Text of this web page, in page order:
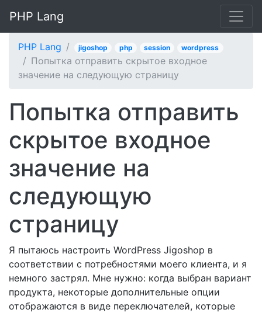
PHP Lang
PHP Lang jigoshop php session wordpress
Попытка отправить скрытое входное
значение на следующую страницу
Попытка отправить
скрытое входное
значение на
следующую
страницу
Я пытаюсь настроить WordPress Jigoshop в
соответствии с потребностями моего клиента, и я
немного застрял. Мне нужно: когда выбран вариант
продукта, некоторые дополнительные опции
отображаются в виде переключателей, которые